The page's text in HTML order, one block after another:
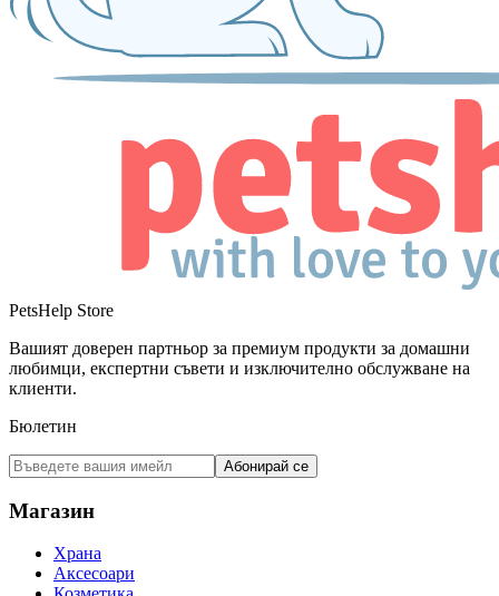
PetsHelp Store
Вашият доверен партньор за премиум продукти за домашни
любимци, експертни съвети и изключително обслужване на
клиенти.
Бюлетин
Абонирай се
Магазин
Храна
Аксесоари